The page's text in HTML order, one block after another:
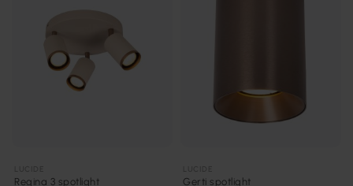
Regina 3 spotlight Gerti spotlight